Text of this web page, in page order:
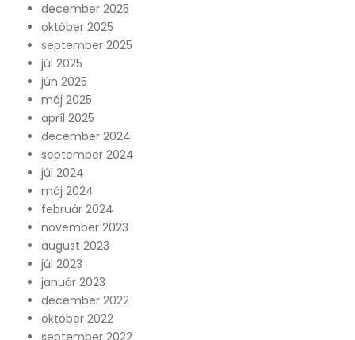
december 2025
október 2025
september 2025
júl 2025
jún 2025
máj 2025
apríl 2025
december 2024
september 2024
júl 2024
máj 2024
február 2024
november 2023
august 2023
júl 2023
január 2023
december 2022
október 2022